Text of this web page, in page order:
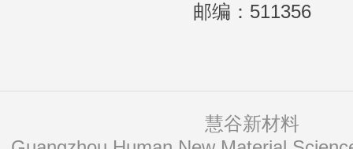
邮编：511356
慧谷新材料